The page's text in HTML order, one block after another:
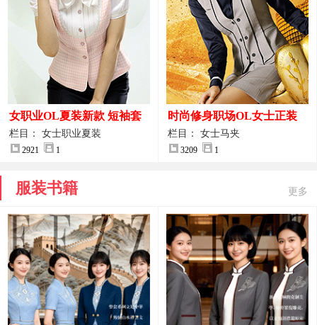
女职业OL夏装新款 短袖套
装女正装
栏目： 女士职业夏装
2921 1
时尚修身职场OL女士正装
马甲拍摄大图
栏目： 女士马夹
3209 1
服装书籍 更多